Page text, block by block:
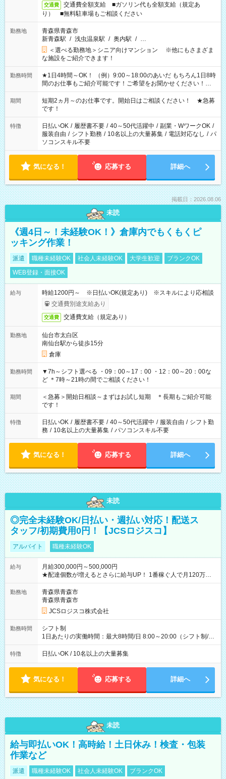
交通費
交通費全額支給 ■ガソリン代も全額支給（規定あ
り） ■無料駐車場もご相談ください
勤務地
青森県青森市
新青森駅 / 浅虫温泉駅 / 奥内駅 / …
＜選べる勤務地＞シニア向けマンション ※他にもさまざま
な施設をご紹介できます！
勤務時間
★1日4時間～OK！ （例）9:00～18:00のあいだ もちろん1日8時
間のお仕事もご紹介可能です！ご希望をお聞かせください！★
家庭の都合でお休みが必要な場合も遠慮なくご相談ください。
※週最低15時間以上の勤務が必要です
期間
短期2ヵ月～のお仕事です。開始日はご相談ください！ ★急募
です！
特徴 日払いOK / 履歴書不要 / 40～50代活躍中 / 副業・WワークOK /
服装自由 / シフト勤務 / 10名以上の大量募集 / 電話対応なし / パ
ソコンスキル不要
気になる！ 応募する 詳細へ
掲載日：2026.08.06
未読
《週4日～！未経験OK！》倉庫内でもくもくピ
ッキング作業！
派遣 職種未経験OK 社会人未経験OK 大学生歓迎
ブランクOK
WEB登録・面接OK
給与
時給1200円～ ※日払いOK(規定あり) ※スキルにより応相談
交通費別途支給あり
交通費 交通費支給（規定あり）
勤務地
仙台市太白区
南仙台駅から徒歩15分
倉庫
勤務時間
▼7h～シフト選べる ・09：00～17：00 ・12：00～20：00な
ど ＊7時～21時の間でご相談ください！
期間
＜急募＞開始日相談～まずはお試し短期 ＊長期もご紹介可能
です！
特徴 日払いOK / 履歴書不要 / 40～50代活躍中 / 服装自由 / シフト勤
務 / 10名以上の大量募集 / パソコンスキル不要
気になる！ 応募する 詳細へ
未読
◎完全未経験OK/日払い・週払い対応！配送ス
タッフ/初期費用0円！【JCSロジスコ】
アルバイト 職種未経験OK
給与
月給300,000円～500,000円
★配達個数が増えるとさらに給与UP！ 1番稼ぐ人で月120万ほ
ど！ ・主要都市エリア 月収55万円／週5日稼働 月収65万~112
万円／週6日稼働 ・地方郊外エリア 月収40万円／週5日稼働 月
収40万円~50万円／週6日稼働 ＜モデルイメージ＞ ■月収50万
円 (27歳男性/江東区在住)※元建築関係 1日150個配達×25日勤務
(日休み) ■月収80万円(43歳男性/墨田区在住)※元営業 1日200個
勤務地
青森県青森市
青森県青森市
JCSロジスコ株式会社
勤務時間
シフト制
1日あたりの実働時間：最大8時間/日 8:00～20:00（シフト制/実
働8時間） ※週5日勤務（場所次第では週4も有り） ※配達状況
によって時間外での勤務可能性有り ※案件により多少の前後あ
特徴 日払いOK / 10名以上の大量募集
気になる！ 応募する 詳細へ
未読
給与即払いOK！高時給！土日休み！検査・包装
作業など
派遣 職種未経験OK 社会人未経験OK ブランクOK